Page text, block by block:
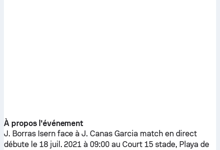
À propos l'événement
J. Borras Isernface àJ. Canas Garcia match en direct
débute le 18 juil. 2021 à 09:00 au Court 15 stade, Playa de